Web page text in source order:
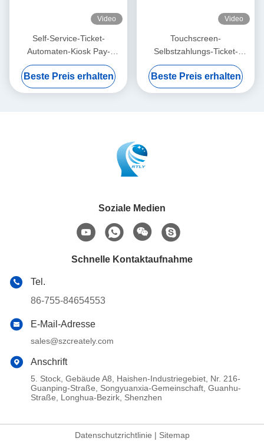
Video
Self-Service-Ticket-
Automaten-Kiosk Pay-
Maschine-Barcode-Scanner-
Kette
Beste Preis erhalten
Video
Touchscreen-
Selbstzahlungs-Ticket-
Automat Burger King Kiosk
Beste Preis erhalten
Soziale Medien
Schnelle Kontaktaufnahme
Tel.
86-755-84654553
E-Mail-Adresse
sales@szcreately.com
Anschrift
5. Stock, Gebäude A8, Haishen-Industriegebiet, Nr. 216-
Guanping-Straße, Songyuanxia-Gemeinschaft, Guanhu-
Straße, Longhua-Bezirk, Shenzhen
Datenschutzrichtlinie | Sitemap